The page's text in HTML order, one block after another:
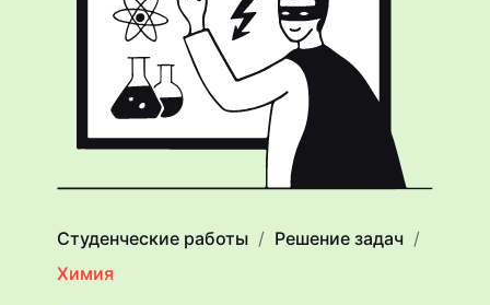
Студенческие работы
Решение задач
Химия